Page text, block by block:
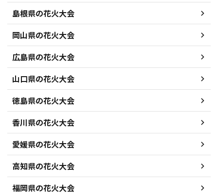
島根県の花火大会
岡山県の花火大会
広島県の花火大会
山口県の花火大会
徳島県の花火大会
香川県の花火大会
愛媛県の花火大会
高知県の花火大会
福岡県の花火大会